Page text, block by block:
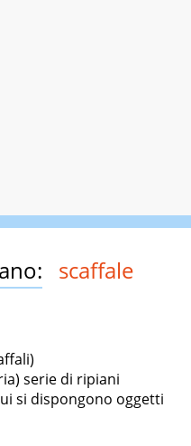
scaffale
serie di ripiani
si dispongono oggetti